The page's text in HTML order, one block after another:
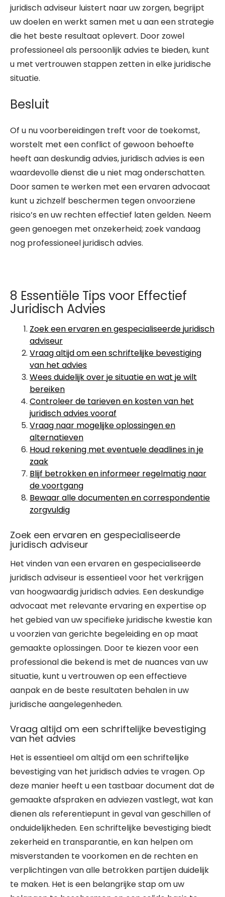
juridisch adviseur luistert naar uw zorgen, begrijpt
uw doelen en werkt samen met u aan een strategie
die het beste resultaat oplevert. Door zowel
professioneel als persoonlijk advies te bieden, kunt
u met vertrouwen stappen zetten in elke juridische
situatie.
Besluit
Of u nu voorbereidingen treft voor de toekomst,
worstelt met een conflict of gewoon behoefte
heeft aan deskundig advies, juridisch advies is een
waardevolle dienst die u niet mag onderschatten.
Door samen te werken met een ervaren advocaat
kunt u zichzelf beschermen tegen onvoorziene
risico’s en uw rechten effectief laten gelden. Neem
geen genoegen met onzekerheid; zoek vandaag
nog professioneel juridisch advies.
8 Essentiële Tips voor Effectief
Juridisch Advies
Zoek een ervaren en gespecialiseerde juridisch
adviseur
Vraag altijd om een schriftelijke bevestiging
van het advies
Wees duidelijk over je situatie en wat je wilt
bereiken
Controleer de tarieven en kosten van het
juridisch advies vooraf
Vraag naar mogelijke oplossingen en
alternatieven
Houd rekening met eventuele deadlines in je
zaak
Blijf betrokken en informeer regelmatig naar
de voortgang
Bewaar alle documenten en correspondentie
zorgvuldig
Zoek een ervaren en gespecialiseerde
juridisch adviseur
Het vinden van een ervaren en gespecialiseerde
juridisch adviseur is essentieel voor het verkrijgen
van hoogwaardig juridisch advies. Een deskundige
advocaat met relevante ervaring en expertise op
het gebied van uw specifieke juridische kwestie kan
u voorzien van gerichte begeleiding en op maat
gemaakte oplossingen. Door te kiezen voor een
professional die bekend is met de nuances van uw
situatie, kunt u vertrouwen op een effectieve
aanpak en de beste resultaten behalen in uw
juridische aangelegenheden.
Vraag altijd om een schriftelijke bevestiging
van het advies
Het is essentieel om altijd om een schriftelijke
bevestiging van het juridisch advies te vragen. Op
deze manier heeft u een tastbaar document dat de
gemaakte afspraken en adviezen vastlegt, wat kan
dienen als referentiepunt in geval van geschillen of
onduidelijkheden. Een schriftelijke bevestiging biedt
zekerheid en transparantie, en kan helpen om
misverstanden te voorkomen en de rechten en
verplichtingen van alle betrokken partijen duidelijk
te maken. Het is een belangrijke stap om uw